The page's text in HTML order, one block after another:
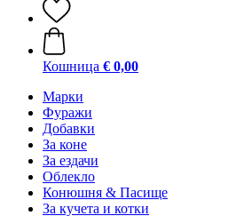
Кошница € 0,00
Марки
Фуражи
Добавки
За коне
За ездачи
Облекло
Конюшня & Пасище
За кучета и котки